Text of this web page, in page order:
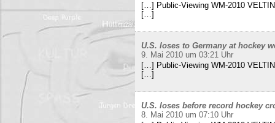
[…] Public-Viewing WM-2010
[…]
U.S. loses to Germany at hockey
9. Mai 2010 um 03:21 Uhr
[…] Public-Viewing WM-2010
[…]
U.S. loses before record hockey
8. Mai 2010 um 07:10 Uhr